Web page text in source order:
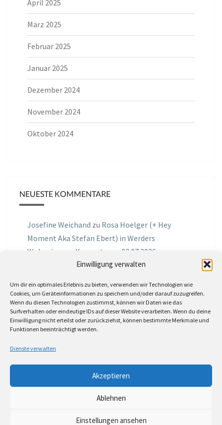
Einwilligung verwalten
Um dir ein optimales Erlebnis zu bieten, verwenden wir Technologien wie
Cookies, um Geräteinformationen zu speichern und/oder darauf zuzugreifen.
Wenn du diesen Technologien zustimmst, können wir Daten wie das
Surfverhalten oder eindeutige IDs auf dieser Website verarbeiten. Wenn du deine
Einwilligung nicht erteilst oder zurückziehst, können bestimmte Merkmale und
Funktionen beeinträchtigt werden.
Dienste verwalten
Akzeptieren
Ablehnen
Einstellungen ansehen
April 2025
März 2025
Februar 2025
Januar 2025
Dezember 2024
November 2024
Oktober 2024
NEUESTE KOMMENTARE
Josefine Weichand zu Rosa Hoelger (+ Hey
Moment Aka Stefan Ebert) in Werders
Wohnzimmer Konzerte am 03.07.2026
Podcast Nr.01 vom 08.09.2025 mit Joe Astray
MIRI IN THE GREENzuMiri in the Green in der
Hemingway Lounge, am 30.05.2026
MollezuInterview mit dem Vinylexpress zum
8ten Vinylflohmarkt am 16.05.2026